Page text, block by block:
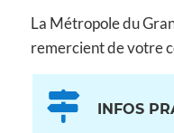
La Métropole du
remercient de votre
INFOS